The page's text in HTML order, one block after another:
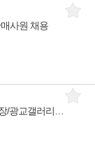
사원 채용